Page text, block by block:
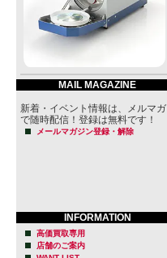
MAIL MAGAZINE
新着・イベント情報は、メルマガ
で随時配信！登録は無料です！
メールマガジン登録・解除
INFORMATION
高価買取専用
店舗のご案内